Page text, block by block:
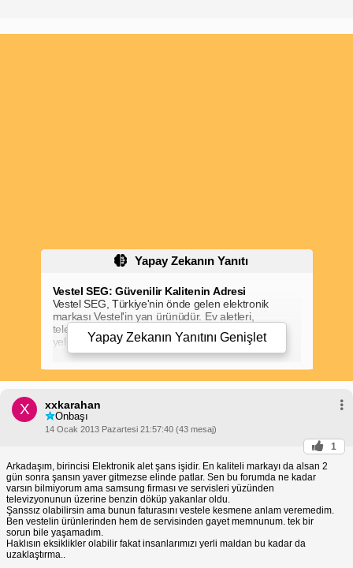
Yapay Zekanın Yanıtı
Vestel SEG: Güvenilir Kalitenin Adresi
Vestel SEG, Türkiye'nin önde gelen elektronik
markası Vestel'in yan ürünüdür. Ev aletleri,
televizyonlar ve bilgisayarlar gibi geniş bir ürün
yelpazesine sahiptir.
SEG Markanın Kimin?
SEG markası, Vestel Elektronik Sanayi ve Ticaret
A.Ş.'nin bir yan kuruluşudur. Vestel, 1984'te kurulan
biridir.
SEG Hangi Markanın Yan Ürünü?
SEG, Vestel markasının bir alt markasıdır ve
teknolojik uzmanlığı, SEG ürünlerine de
aktarılmıştır.
SEG Marka Yorumları
SEG ürünleri genel olarak olumlu yorumlar
almaktadır. Kullanıcılar, ürünlerin uygun fiyatlı,
dayanıklı ve kullanımı kolay olduğunu belirtmektedir.
SEG'in müşteri hizmetlerinin de duyarlı ve verimli
olduğu bilinmektedir.
Yapay Zekanın Yanıtını Genişlet
X xxkarahan
Onbaşı
14 Ocak 2013 Pazartesi 21:57:40 (43 mesaj)
1
Arkadaşım, birincisi Elektronik alet şans işidir. En kaliteli markayı da alsan 2
gün sonra şansın yaver gitmezse elinde patlar. Sen bu forumda ne kadar
varsın bilmiyorum ama samsung firması ve servisleri yüzünden
televizyonunun üzerine benzin döküp yakanlar oldu.
Şanssız olabilirsin ama bunun faturasını vestele kesmene anlam veremedim.
Ben vestelin ürünlerinden hem de servisinden gayet memnunum. tek bir
sorun bile yaşamadım.
Haklısın eksiklikler olabilir fakat insanlarımızı yerli maldan bu kadar da
uzaklaştırma..